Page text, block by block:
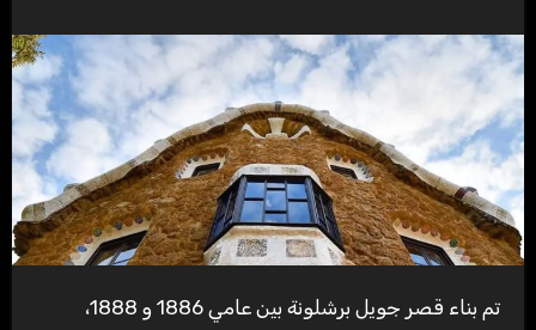
تم بناء قصر جويل برشلونة بين عامي 1886 و 1888،